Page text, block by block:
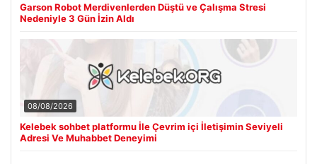
Garson Robot Merdivenlerden Düştü ve Çalışma Stresi
Nedeniyle 3 Gün İzin Aldı
08/08/2026
Kelebek sohbet platformu İle Çevrim içi İletişimin Seviyeli
Adresi Ve Muhabbet Deneyimi